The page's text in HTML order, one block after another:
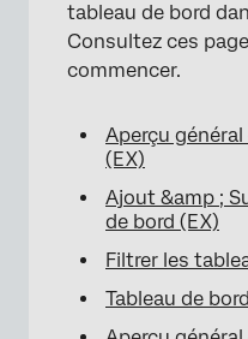
tableau de bord
Consultez ces
commencer.
Aperçu
(EX)
Ajout &amp ;
de bord (EX)
Filtrer les
Tableau de